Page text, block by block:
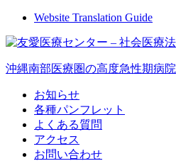
Website Translation Guide
沖縄南部医療圏の高度急性期病院
お知らせ
各種パンフレット
よくある質問
アクセス
お問い合わせ